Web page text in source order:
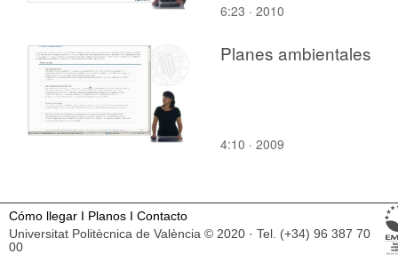
6:23 · 2010
Planes ambientales
4:10 · 2009
Cómo llegar I Planos I Contacto
Universitat Politècnica de València © 2020 · Tel. (+34) 96 387 70
00